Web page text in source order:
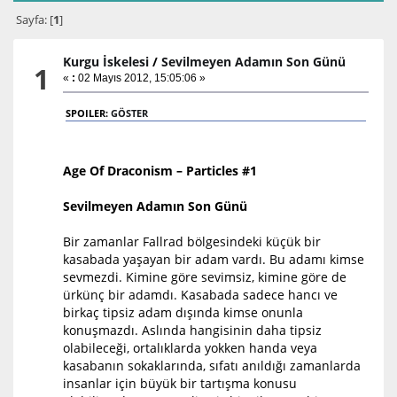
Sayfa: [1]
1 Kurgu İskelesi /Sevilmeyen Adamın Son Günü
« : 02 Mayıs 2012, 15:05:06 »
SPOILER:GÖSTER
Age Of Draconism – Particles #1
Sevilmeyen Adamın Son Günü
Bir zamanlar Fallrad bölgesindeki küçük bir
kasabada yaşayan bir adam vardı. Bu adamı kimse
sevmezdi. Kimine göre sevimsiz, kimine göre de
ürkünç bir adamdı. Kasabada sadece hancı ve
birkaç tipsiz adam dışında kimse onunla
konuşmazdı. Aslında hangisinin daha tipsiz
olabileceği, ortalıklarda yokken handa veya
kasabanın sokaklarında, sıfatı anıldığı zamanlarda
insanlar için büyük bir tartışma konusu